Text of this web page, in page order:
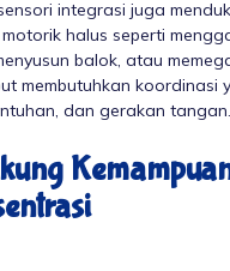
integrasi juga
halus seperti
balok, atau
membutuhkan koordinasi
dan gerakan tangan.